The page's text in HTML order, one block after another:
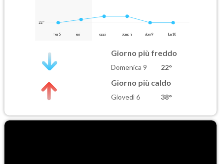
22°
mer 5 ieri oggi domani dom 9 lun 10
Giorno più freddo
Domenica 9 22°
Giorno più caldo
Giovedì 6 38°